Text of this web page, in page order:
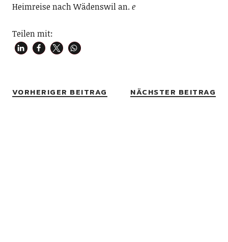
Heimreise nach Wädenswil an.e
Teilen mit:
VORHERIGER BEITRAG NÄCHSTER BEITRAG